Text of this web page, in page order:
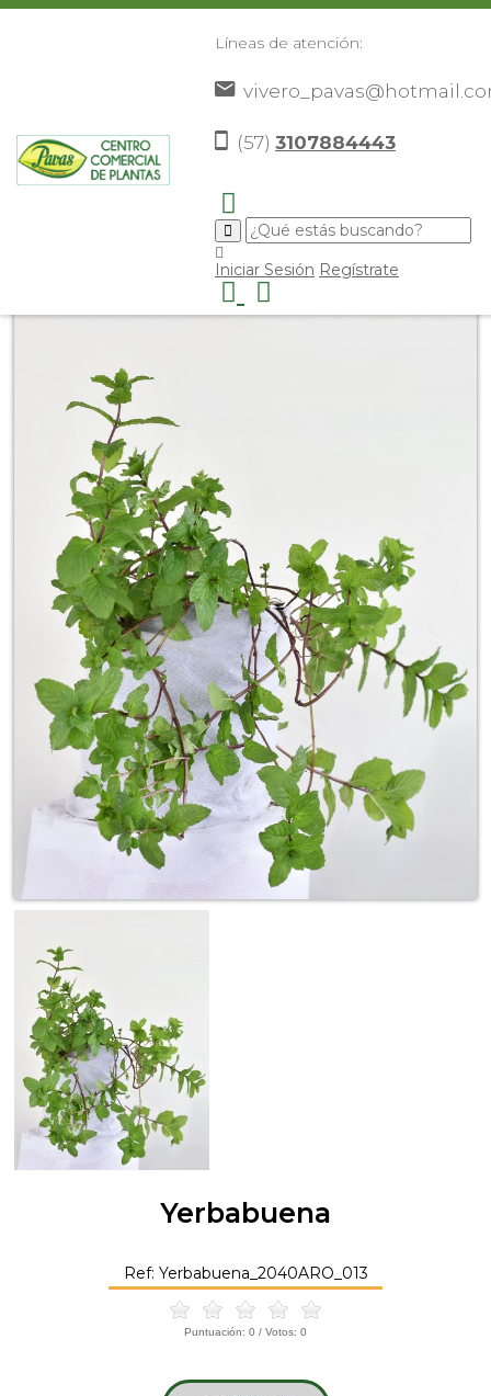
Líneas de atención:
(57) 3107884443
Iniciar Sesión Regístrate
Aromáticas>Plantas>Comestibles y
Yerbabuena
Yerbabuena
Ref: Yerbabuena_2040ARO_013
Puntuación: 0 / Votos: 0